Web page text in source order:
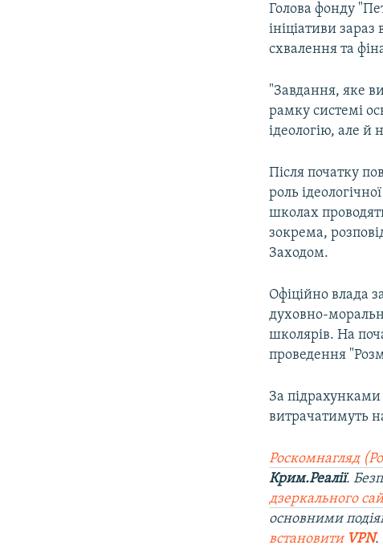
Голова фонду
ініціативи
схвалення та
"Завдання, яке
рамку системі
ідеологію, але й
Після початку
роль
школах
зокрема,
Заходом.
Офіційно влада
духовно-
школярів. На
проведення
За
витрачатимуть
Роскомнагляд
Крим.Реалії.
дзеркального
основними
встановити VPN.